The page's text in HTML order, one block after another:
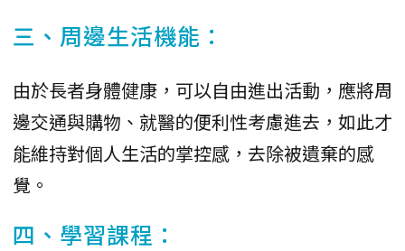
三、周邊生活機能：
由於長者身體健康，可以自由進出活動，應將周
邊交通與購物、就醫的便利性考慮進去，如此才
能維持對個人生活的掌控感，去除被遺棄的感
覺。
四、學習課程：